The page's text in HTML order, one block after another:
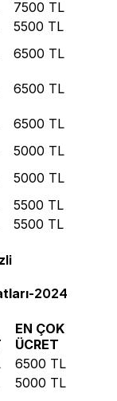
7500 TL
5500 TL
6500 TL
6500 TL
6500 TL
5000 TL
5000 TL
5500 TL
5500 TL
2024
EN ÇOK
ÜCRET
6500 TL
5000 TL